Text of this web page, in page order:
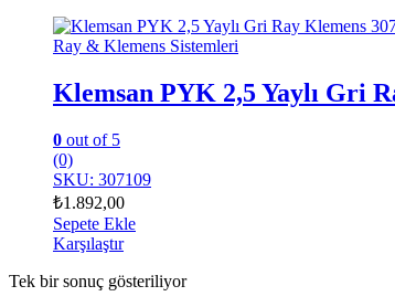
Ray & Klemens Sistemleri
Klemsan PYK 2,5 Yaylı Gri
0 out of 5
(0)
SKU: 307109
₺1.892,00
Sepete Ekle
Karşılaştır
Tek bir sonuç gösteriliyor